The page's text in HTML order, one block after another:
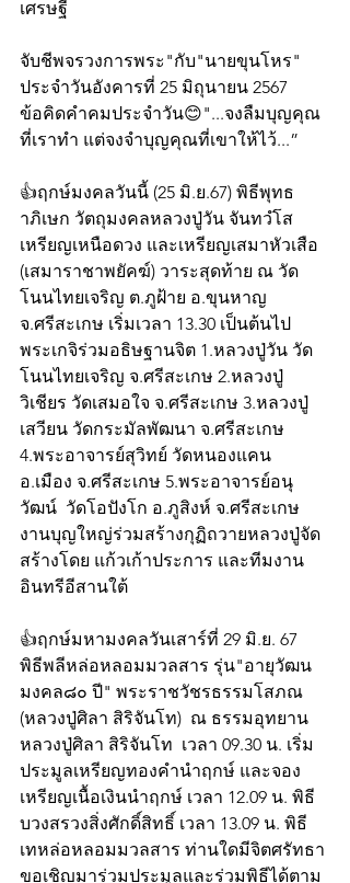
เศรษฐี
จับชีพจรวงการพระ"กับ"นายขุนโหร"
ประจำวันอังคารที่ 25 มิถุนายน 2567
ข้อคิดคำคมประจำวัน😊"...จงลืมบุญคุณ
ที่เราทำ แต่จงจำบุญคุณที่เขาให้ไว้...”
👍ฤกษ์มงคลวันนี้ (25 มิ.ย.67) พิธีพุทธ
าภิเษก วัตถุมงคลหลวงปู่วัน จันทวํโส
เหรียญเหนือดวง และเหรียญเสมาหัวเสือ
(เสมาราชาพยัคฆ์) วาระสุดท้าย ณ วัด
โนนไทยเจริญ ต.ภูฝ้าย อ.ขุนหาญ
จ.ศรีสะเกษ เริ่มเวลา 13.30 เป็นต้นไป
พระเกจิร่วมอธิษฐานจิต 1.หลวงปู่วัน วัด
โนนไทยเจริญ จ.ศรีสะเกษ 2.หลวงปู่
วิเชียร วัดเสมอใจ จ.ศรีสะเกษ 3.หลวงปู่
เสวียน วัดกระมัลพัฒนา จ.ศรีสะเกษ
4.พระอาจารย์สุวิทย์ วัดหนองแคน
อ.เมือง จ.ศรีสะเกษ 5.พระอาจารย์อนุ
วัฒน์  วัดโอปังโก อ.ภูสิงห์ จ.ศรีสะเกษ
งานบุญใหญ่ร่วมสร้างกุฏิถวายหลวงปู่จัด
สร้างโดย แก้วเก้าประการ และทีมงาน
อินทรีอีสานใต้
👍ฤกษ์มหามงคลวันเสาร์ที่ 29 มิ.ย. 67
พิธีพลีหล่อหลอมมวลสาร รุ่น"อายุวัฒน
มงคล๘๐ ปี" พระราชวัชรธรรมโสภณ
(หลวงปู่ศิลา สิริจันโท)  ณ ธรรมอุทยาน
หลวงปู่ศิลา สิริจันโท  เวลา 09.30 น. เริ่ม
ประมูลเหรียญทองคำนำฤกษ์ และจอง
เหรียญเนื้อเงินนำฤกษ์ เวลา 12.09 น. พิธี
บวงสรวงสิ่งศักดิ์สิทธิ์ เวลา 13.09 น. พิธี
เทหล่อหลอมมวลสาร ท่านใดมีจิตศรัทธา
ขอเชิญมาร่วมประมูลและร่วมพิธีได้ตาม